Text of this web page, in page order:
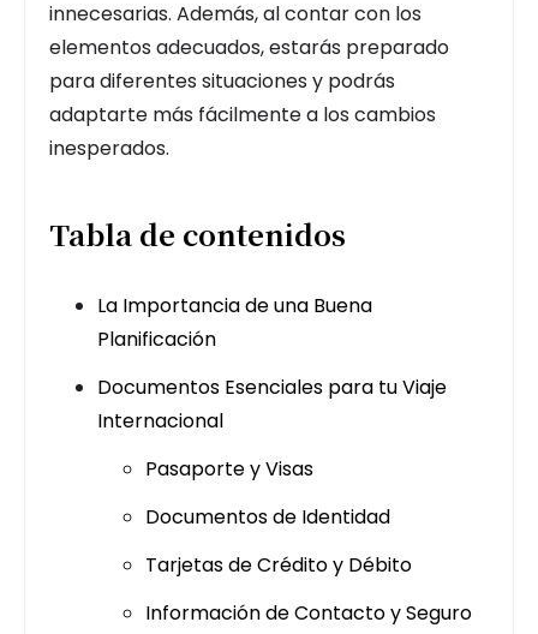
innecesarias. Además, al contar con los
elementos adecuados, estarás preparado
para diferentes situaciones y podrás
adaptarte más fácilmente a los cambios
inesperados.
Tabla de contenidos
La Importancia de una Buena
Planificación
Documentos Esenciales para tu Viaje
Internacional
Pasaporte y Visas
Documentos de Identidad
Tarjetas de Crédito y Débito
Información de Contacto y Seguro